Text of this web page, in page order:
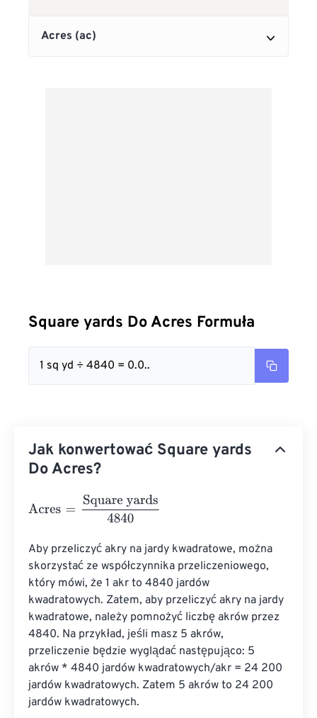
Square yards Do Acres Formuła
1 sq yd ÷ 4840 = 0.0..
Jak konwertować Square yards
Do Acres?
Acres Square yards4840
Aby przeliczyć akry na jardy kwadratowe, można
skorzystać ze współczynnika przeliczeniowego,
który mówi, że 1 akr to 4840 jardów
kwadratowych. Zatem, aby przeliczyć akry na jardy
kwadratowe, należy pomnożyć liczbę akrów przez
4840. Na przykład, jeśli masz 5 akrów,
przeliczenie będzie wyglądać następująco: 5
akrów * 4840 jardów kwadratowych/akr = 24 200
jardów kwadratowych. Zatem 5 akrów to 24 200
jardów kwadratowych.